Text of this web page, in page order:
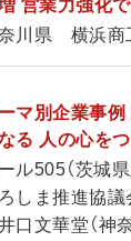
営業力強化
川県 横浜商
マ別企業事
る 人の心をつ
ル505（茨城
しま推進協議
口文華堂（神